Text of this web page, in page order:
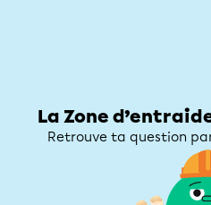
La Zone
Retrouve ta question